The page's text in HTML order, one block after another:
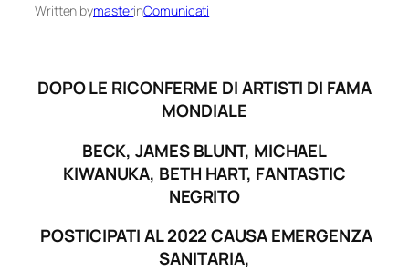
Written bymasterinComunicati
DOPO LE RICONFERME DI ARTISTI DI FAMA
MONDIALE
BECK, JAMES BLUNT, MICHAEL
KIWANUKA, BETH HART, FANTASTIC
NEGRITO
POSTICIPATI AL 2022 CAUSA EMERGENZA
SANITARIA,